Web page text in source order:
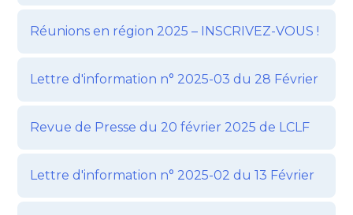
Réunions en région 2025 – INSCRIVEZ-VOUS !
Lettre d'information n° 2025-03 du 28 Février
Revue de Presse du 20 février 2025 de LCLF
Lettre d'information n° 2025-02 du 13 Février